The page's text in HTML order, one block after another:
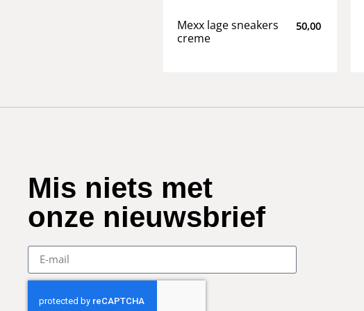
Mexx lage sneakers
creme
50,00
Mis niets met
onze nieuwsbrief